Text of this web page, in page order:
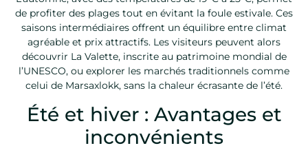
de profiter des plages tout en évitant la foule estivale. Ces
saisons intermédiaires offrent un équilibre entre climat
agréable et prix attractifs. Les visiteurs peuvent alors
découvrir La Valette, inscrite au patrimoine mondial de
l’UNESCO, ou explorer les marchés traditionnels comme
celui de Marsaxlokk, sans la chaleur écrasante de l’été.
Été et hiver : Avantages et
inconvénients